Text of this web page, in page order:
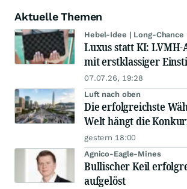
Aktuelle Themen
Hebel-Idee | Long-Chance
Luxus statt KI:
mit erstklassiger
07.07.26, 19:28
Luft nach oben
Die erfolgreichste
Welt hängt die
gestern 18:00
Agnico-Eagle-Mines
Bullischer Keil
aufgelöst